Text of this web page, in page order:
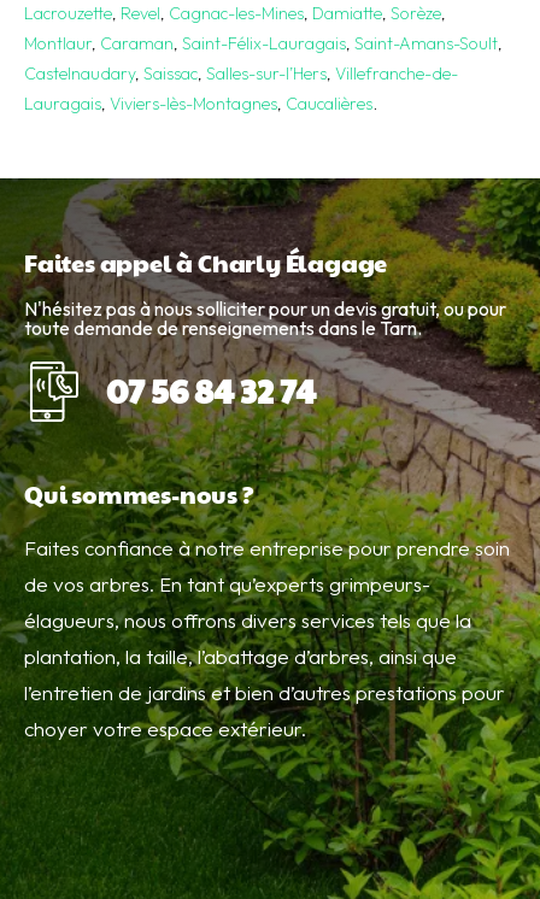
Lacrouzette, Revel, Cagnac-les-Mines, Damiatte, Sorèze,
Montlaur, Caraman, Saint-Félix-Lauragais, Saint-Amans-Soult,
Castelnaudary, Saissac, Salles-sur-l’Hers, Villefranche-de-
Lauragais, Viviers-lès-Montagnes, Caucalières.
Faites appel à Charly Élagage
N'hésitez pas à nous solliciter pour un devis gratuit, ou pour
toute demande de renseignements dans le Tarn.
07 56 84 32 74
Qui sommes-nous ?
Faites confiance à notre entreprise pour prendre soin
de vos arbres. En tant qu’experts grimpeurs-
élagueurs, nous offrons divers services tels que la
plantation, la taille, l’abattage d’arbres, ainsi que
l’entretien de jardins et bien d’autres prestations pour
choyer votre espace extérieur.